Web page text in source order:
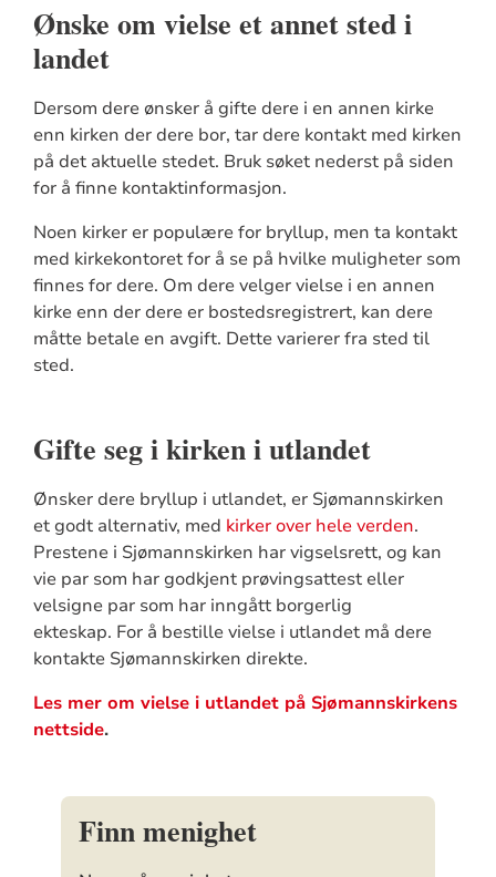
Ønske om vielse et annet sted i
landet
Dersom dere ønsker å gifte dere i en annen kirke
enn kirken der dere bor, tar dere kontakt med kirken
på det aktuelle stedet. Bruk søket nederst på siden
for å finne kontaktinformasjon.
Noen kirker er populære for bryllup, men ta kontakt
med kirkekontoret for å se på hvilke muligheter som
finnes for dere. Om dere velger vielse i en annen
kirke enn der dere er bostedsregistrert, kan dere
måtte betale en avgift. Dette varierer fra sted til
sted.
Gifte seg i kirken i utlandet
Ønsker dere bryllup i utlandet, er Sjømannskirken
et godt alternativ, med kirker over hele verden.
Prestene i Sjømannskirken har vigselsrett, og kan
vie par som har godkjent prøvingsattest eller
velsigne par som har inngått borgerlig
ekteskap. For å bestille vielse i utlandet må dere
kontakte Sjømannskirken direkte.
Les mer om vielse i utlandet på Sjømannskirkens
nettside.
Finn menighet